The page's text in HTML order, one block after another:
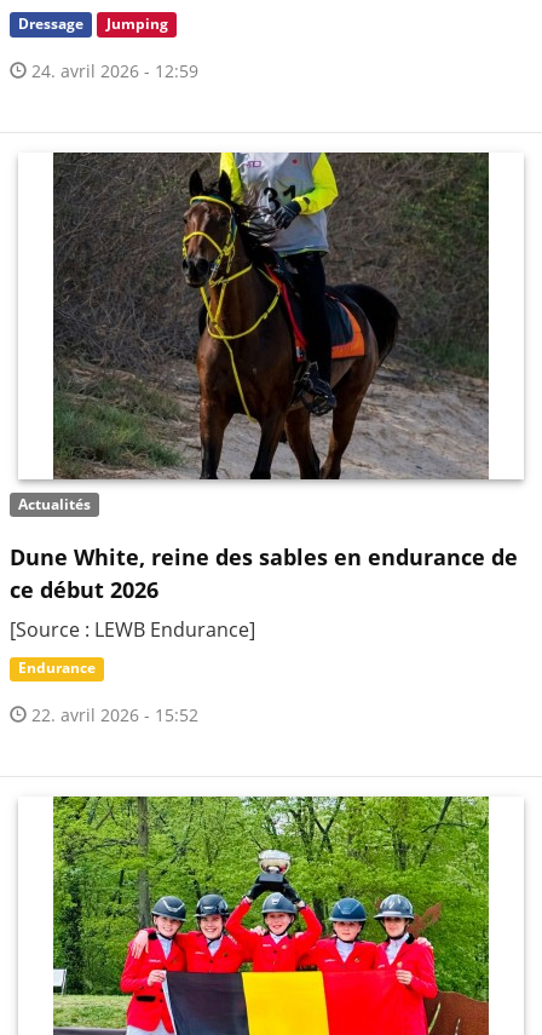
Dressage Jumping
24. avril 2026 - 12:59
Actualités
Dune White, reine des sables en endurance de
ce début 2026
[Source : LEWB Endurance]
Endurance
22. avril 2026 - 15:52